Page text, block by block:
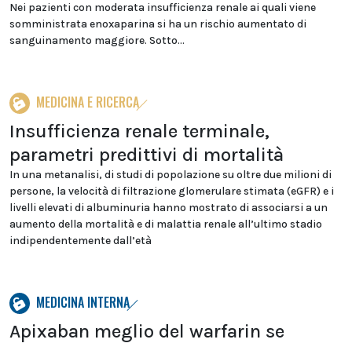
Nei pazienti con moderata insufficienza renale ai quali viene
somministrata enoxaparina si ha un rischio aumentato di
sanguinamento maggiore. Sotto...
MEDICINA E RICERCA
Insufficienza renale terminale,
parametri predittivi di mortalità
In una metanalisi, di studi di popolazione su oltre due milioni di
persone, la velocità di filtrazione glomerulare stimata (eGFR) e i
livelli elevati di albuminuria hanno mostrato di associarsi a un
aumento della mortalità e di malattia renale all’ultimo stadio
indipendentemente dall’età
MEDICINA INTERNA
Apixaban meglio del warfarin se